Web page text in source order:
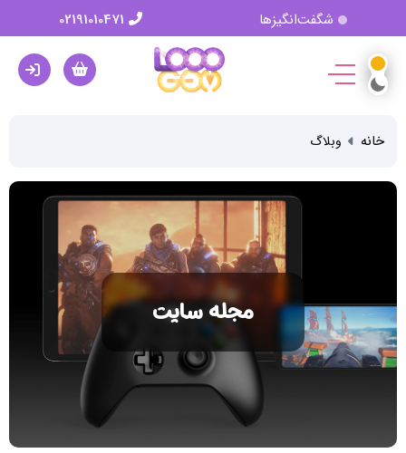
شگفت‌انگیزها
خانه وبلاگ
مجله سایت